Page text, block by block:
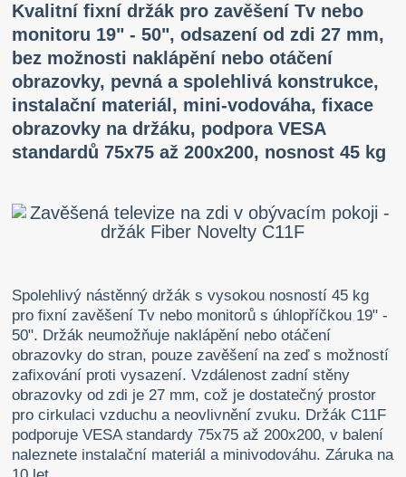
Kvalitní fixní držák pro zavěšení Tv nebo
monitoru 19" - 50", odsazení od zdi 27 mm,
bez možnosti naklápění nebo otáčení
obrazovky, pevná a spolehlivá konstrukce,
instalační materiál, mini-vodováha, fixace
obrazovky na držáku, podpora VESA
standardů 75x75 až 200x200, nosnost 45 kg
Spolehlivý nástěnný držák s vysokou nosností 45 kg
pro fixní zavěšení Tv nebo monitorů s úhlopříčkou 19" -
50". Držák neumožňuje naklápění nebo otáčení
obrazovky do stran, pouze zavěšení na zeď s možností
zafixování proti vysazení. Vzdálenost zadní stěny
obrazovky od zdi je 27 mm, což je dostatečný prostor
pro cirkulaci vzduchu a neovlivnění zvuku. Držák C11F
podporuje VESA standardy 75x75 až 200x200, v balení
naleznete instalační materiál a minivodováhu. Záruka na